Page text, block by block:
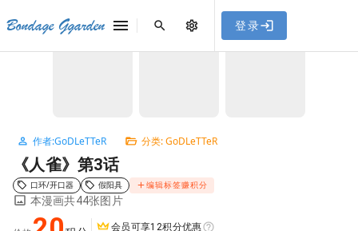
，使用遇到
问题请联系客服。
Bondage Ggarden 登录
首页 / GoDLeTTeR / 《人雀》第3话
作者:GoDLeTTeR 分类: GoDLeTTeR
《人雀》第3话
口环/开口器 假阳具 编辑标签赚积分
本漫画共44张图片
会员可享12积分优惠